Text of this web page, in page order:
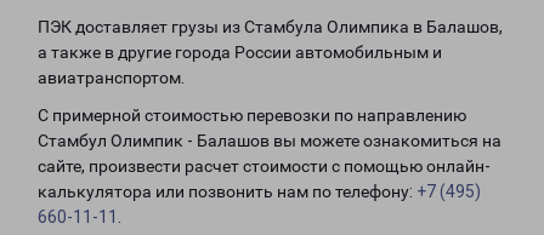
ПЭК доставляет грузы из Стамбула Олимпика в Балашов,
а также в другие города России автомобильным и
авиатранспортом.
С примерной стоимостью перевозки по направлению
Стамбул Олимпик - Балашов вы можете ознакомиться на
сайте, произвести расчет стоимости с помощью онлайн-
калькулятора или позвонить нам по телефону: +7 (495)
660-11-11